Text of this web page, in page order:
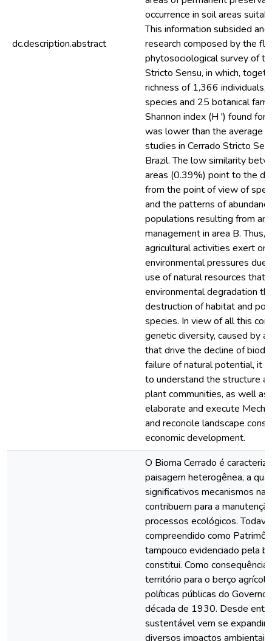
dc.description.abstract
occurrence in soil areas
This information subsided
research composed by the
phytosociological survey of
Stricto Sensu, in which,
richness of 1,366 individuals,
species and 25 botanical
Shannon index (H ') found for
was lower than the average
studies in Cerrado Stricto
Brazil. The low similarity
areas (0.39%) point to the
from the point of view of
and the patterns of
populations resulting from
management in area B.
agricultural activities exert
environmental pressures due
use of natural resources that
environmental degradation
destruction of habitat and
species. In view of all this
genetic diversity, caused by
that drive the decline of
failure of natural potential, it
to understand the structure
plant communities, as well as
elaborate and execute
and reconcile landscape
economic development.
O Bioma Cerrado é
paisagem heterogênea, a
significativos mecanismos
contribuem para a
processos ecológicos.
compreendido como
tampouco evidenciado pela
constitui. Como
território para o berço
políticas públicas do Governo
década de 1930. Desde
sustentável vem se
diversos impactos